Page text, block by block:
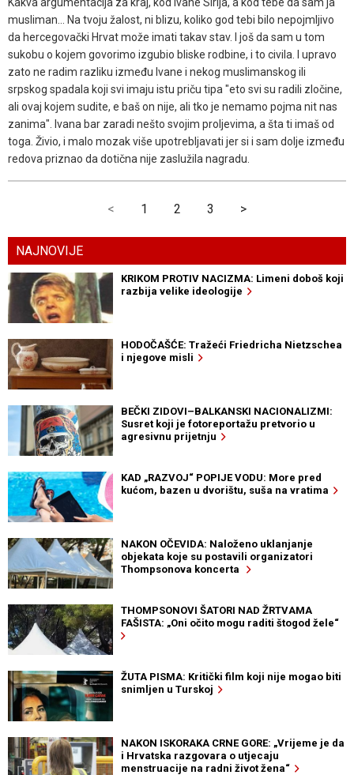
Kakva argumentacija za kraj, kod Ivane Sirija, a kod tebe da sam ja
musliman... Na tvoju žalost, ni blizu, koliko god tebi bilo nepojmljivo
da hercegovački Hrvat može imati takav stav. I još da sam u tom
sukobu o kojem govorimo izgubio bliske rodbine, i to civila. I upravo
zato ne radim razliku između Ivane i nekog muslimanskog ili
srpskog spadala koji svi imaju istu priču tipa "eto svi su radili zločine,
ali ovaj kojem sudite, e baš on nije, ali tko je nemamo pojma nit nas
zanima". Ivana bar zaradi nešto svojim proljevima, a šta ti imaš od
toga. Živio, i malo mozak više upotrebljavati jer si i sam dolje između
redova priznao da dotična nije zaslužila nagradu.
< 1 2 3 >
NAJNOVIJE
KRIKOM PROTIV NACIZMA: Limeni doboš koji
razbija velike ideologije
HODOČAŠĆE: Tražeći Friedricha Nietzschea
i njegove misli
BEČKI ZIDOVI–BALKANSKI NACIONALIZMI:
Susret koji je fotoreportažu pretvorio u
agresivnu prijetnju
KAD „RAZVOJ“ POPIJE VODU: More pred
kućom, bazen u dvorištu, suša na vratima
NAKON OČEVIDA: Naloženo uklanjanje
objekata koje su postavili organizatori
Thompsonova koncerta
THOMPSONOVI ŠATORI NAD ŽRTVAMA
FAŠISTA: „Oni očito mogu raditi štogod žele“
ŽUTA PISMA: Kritički film koji nije mogao biti
snimljen u Turskoj
NAKON ISKORAKA CRNE GORE: „Vrijeme je da
i Hrvatska razgovara o utjecaju
menstruacije na radni život žena“